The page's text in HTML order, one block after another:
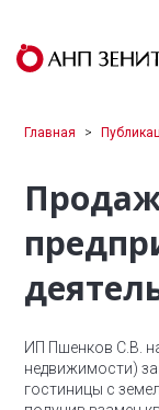
Главная
ИП Пшенков С.В.
недвижимости)
гостиницы с